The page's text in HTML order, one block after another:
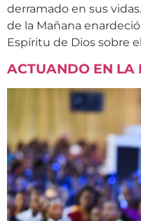
derramado en sus
de la Mañana
Espíritu de Dios sobre
ACTUANDO EN LA